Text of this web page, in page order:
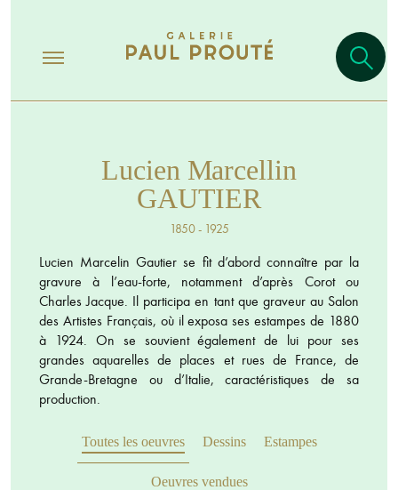
Lucien Marcellin
GAUTIER
1850 - 1925
Lucien Marcelin Gautier se fit d’abord connaître par la
gravure à l’eau-forte, notamment d’après Corot ou
Charles Jacque. Il participa en tant que graveur au Salon
des Artistes Français, où il exposa ses estampes de 1880
à 1924. On se souvient également de lui pour ses
grandes aquarelles de places et rues de France, de
Grande-Bretagne ou d’Italie, caractéristiques de sa
production.
Toutes les oeuvres Dessins Estampes
Oeuvres vendues